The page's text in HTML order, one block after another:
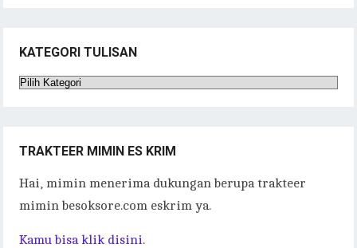
KATEGORI TULISAN
Kategori
TRAKTEER MIMIN ES KRIM
Hai, mimin menerima dukungan berupa trakteer
mimin besoksore.com eskrim ya.
Kamu bisa klik disini.